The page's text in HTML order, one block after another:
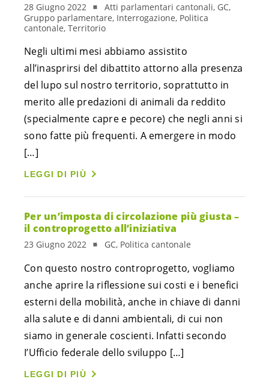
28 Giugno 2022
Atti parlamentari cantonali, GC,
Gruppo parlamentare, Interrogazione, Politica
cantonale, Territorio
Negli ultimi mesi abbiamo assistito
all’inasprirsi del dibattito attorno alla presenza
del lupo sul nostro territorio, soprattutto in
merito alle predazioni di animali da reddito
(specialmente capre e pecore) che negli anni si
sono fatte più frequenti. A emergere in modo
[…]
LEGGI DI PIÙ
Per un’imposta di circolazione più giusta –
il controprogetto all’iniziativa
23 Giugno 2022 GC, Politica cantonale
Con questo nostro controprogetto, vogliamo
anche aprire la riflessione sui costi e i benefici
esterni della mobilità, anche in chiave di danni
alla salute e di danni ambientali, di cui non
siamo in generale coscienti. Infatti secondo
I’Ufficio federale dello sviluppo […]
LEGGI DI PIÙ